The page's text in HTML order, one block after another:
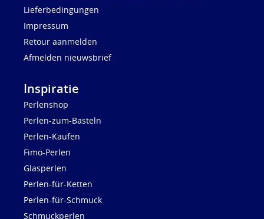
Lieferbedingungen
Impressum
Retour aanmelden
Afmelden nieuwsbrief
Inspiratie
Perlenshop
Perlen-zum-Basteln
Perlen-Kaufen
Fimo-Perlen
Glasperlen
Perlen-für-Ketten
Perlen-für-Schmuck
Schmuckperlen